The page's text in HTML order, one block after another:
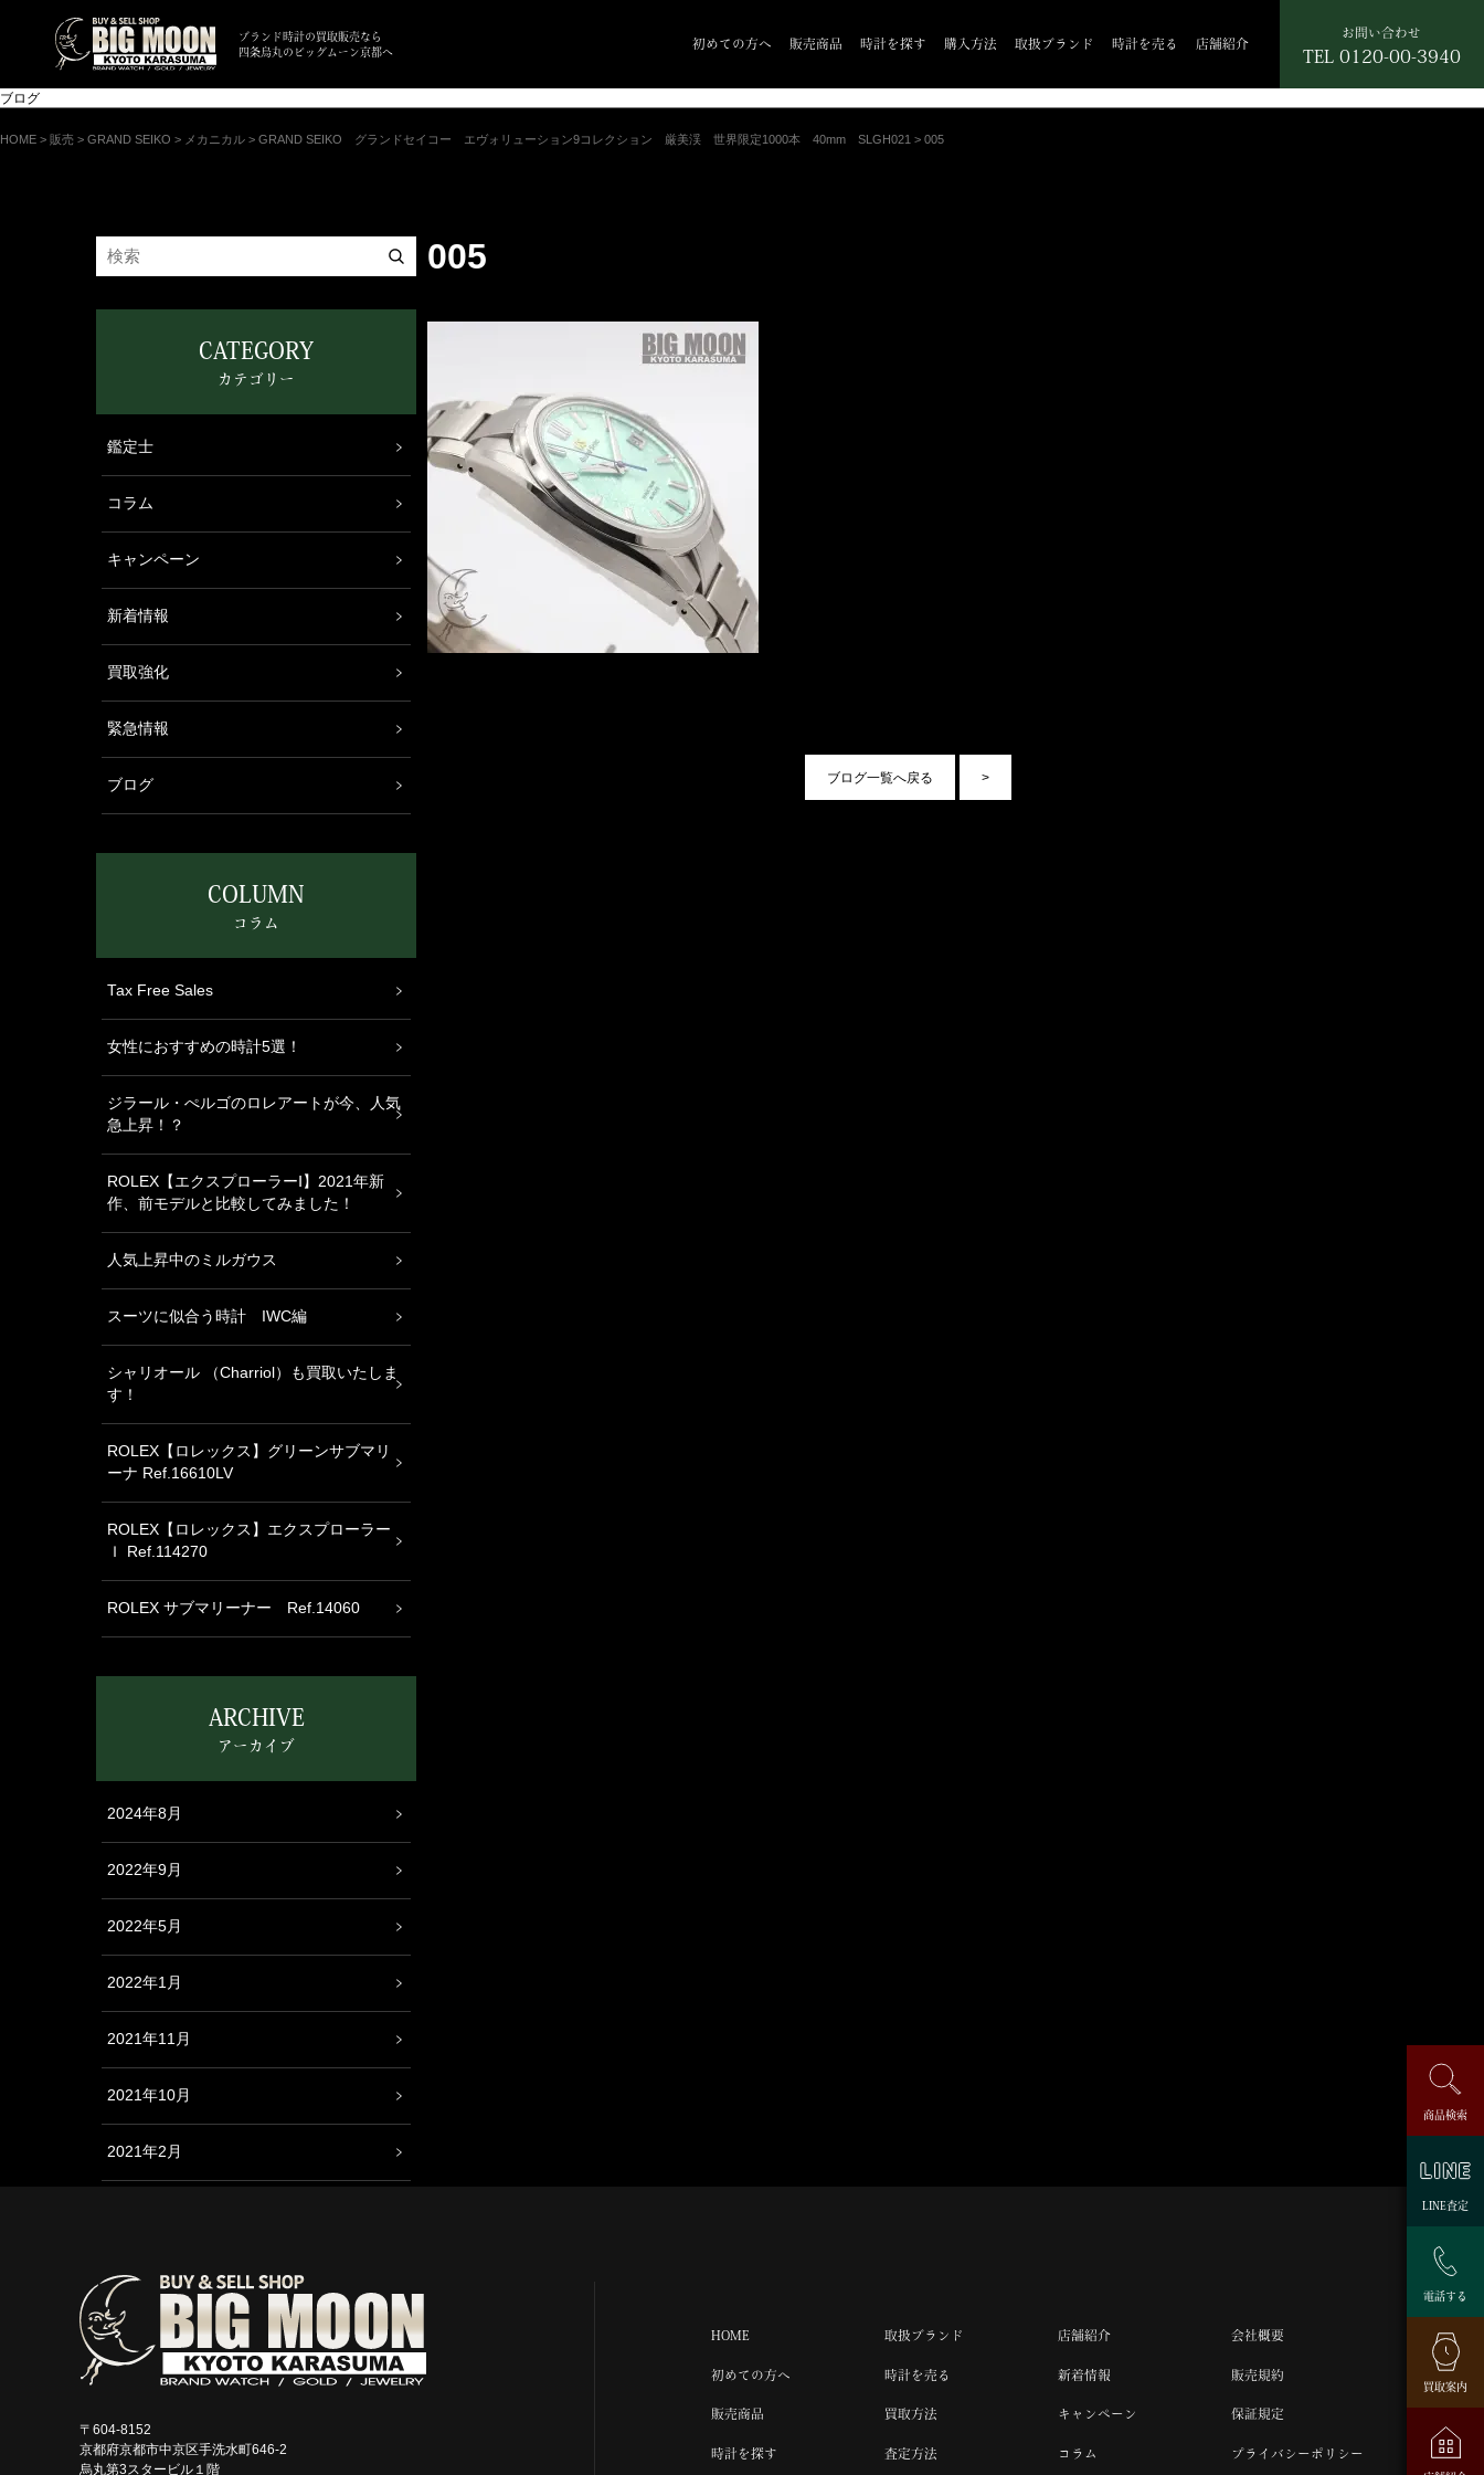
ブランド時計の買取販売なら
四条烏丸のビッグムーン京都へ
初めての方へ 販売商品 時計を探す 購入方法 取扱ブランド 時計を売る 店舗紹介
お問い合わせ
TEL 0120-00-3940
ブログ
HOME > 販売 > GRAND SEIKO > メカニカル > GRAND SEIKO グランドセイコー エヴォリューション9コレクション 厳美渓 世界限定1000本 40mm SLGH021 > 005
005
>
ブログ一覧へ戻る
CATEGORY
カテゴリー
鑑定士
コラム
キャンペーン
新着情報
買取強化
緊急情報
ブログ
COLUMN
コラム
Tax Free Sales
女性におすすめの時計5選！
ジラール・ぺルゴのロレアートが今、人気
急上昇！？
ROLEX【エクスプローラーⅠ】2021年新
作、前モデルと比較してみました！
人気上昇中のミルガウス
スーツに似合う時計 IWC編
シャリオール （Charriol）も買取いたしま
す！
ROLEX【ロレックス】グリーンサブマリ
ーナ Ref.16610LV
ROLEX【ロレックス】エクスプローラー
Ｉ Ref.114270
ROLEX サブマリーナー Ref.14060
ARCHIVE
アーカイブ
2024年8月
2022年9月
2022年5月
2022年1月
2021年11月
2021年10月
2021年2月
HOME
初めての方へ
販売商品
時計を探す
取扱ブランド
時計を売る
買取方法
査定方法
店舗紹介
新着情報
キャンペーン
コラム
会社概要
販売規約
保証規定
プライバシーポリシー
〒604-8152
京都府京都市中京区手洗水町646-2
烏丸第3スタービル１階
商品検索
LINE査定
電話する
買取案内